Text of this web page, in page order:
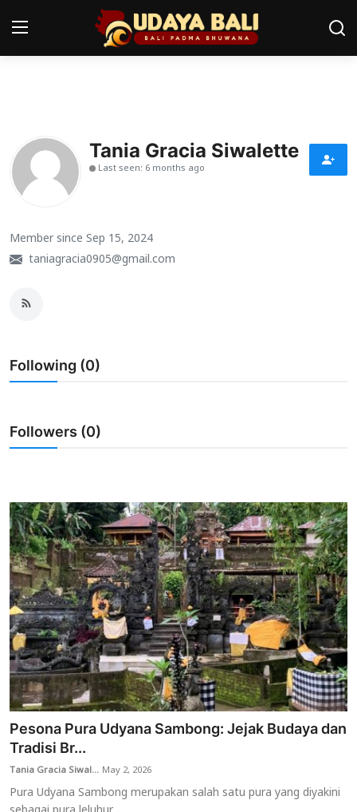
Pura
Desa Adat
Kearifan lokal
Seni
Usadha
Indonesia
Tania Gracia Siwalette
Last seen: 6 months ago
Member since Sep 15, 2024
taniagracia0905@gmail.com
Following (0)
Followers (0)
Pesona Pura Udyana Sambong: Jejak Budaya dan
Tradisi Br...
Tania Gracia Siwal... May 2, 2026
Pura Udyana Sambong merupakan salah satu pura yang diyakini